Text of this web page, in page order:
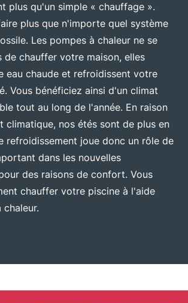
plus qu'un simple « chauffage ».
plus que n'importe quel système
Les pompes à chaleur ne se
de chauffer votre maison, elles
eau chaude et refroidissent votre
Vous bénéficiez ainsi d'un climat
tout au long de l'année. En raison
climatique, nos étés sont de plus en
refroidissement joue donc un rôle de
dans les nouvelles
des raisons de confort. Vous
chauffer votre piscine à l'aide